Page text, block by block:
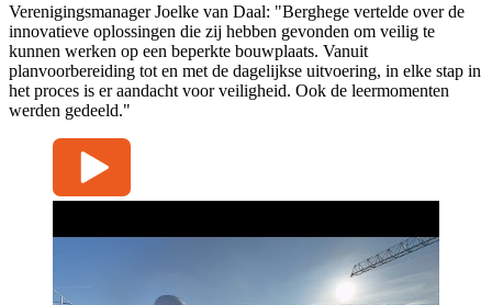
Verenigingsmanager Joelke van Daal: "Berghege vertelde over de
innovatieve oplossingen die zij hebben gevonden om veilig te
kunnen werken op een beperkte bouwplaats. Vanuit
planvoorbereiding tot en met de dagelijkse uitvoering, in elke stap in
het proces is er aandacht voor veiligheid. Ook de leermomenten
werden gedeeld."